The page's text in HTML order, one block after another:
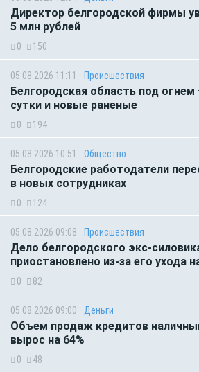
Директор белгородской фирмы
5 млн рублей
0 150
05.08.2026 11:11 Происшествия
Белгородская область под огнем
сутки и новые раненые
0 194
05.08.2026 10:51 Общество
Белгородские работодатели
в новых сотрудниках
0 124
05.08.2026 09:08 Происшествия
Дело белгородского экс-
приостановлено из-за его ухода
0 82
05.08.2026 09:00 Деньги
Объем продаж кредитов
вырос на 64%
0 48